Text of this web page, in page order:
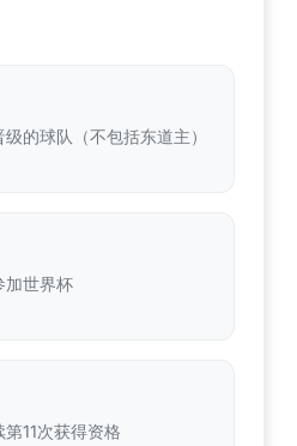
的球队（不包括东道主）
加世界杯
11次获得资格